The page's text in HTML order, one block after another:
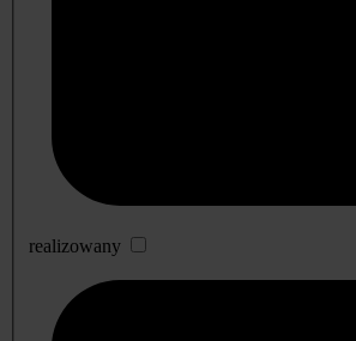
realizowany